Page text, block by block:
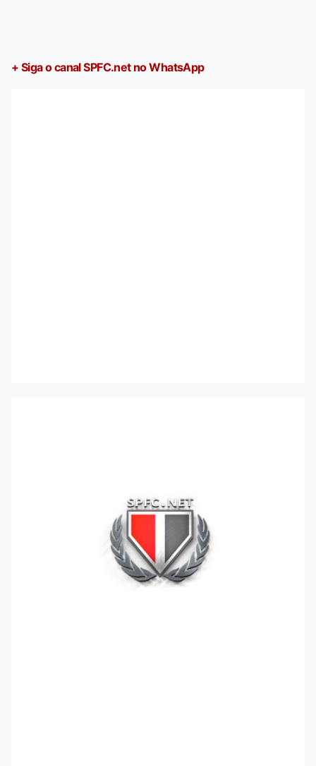
+ Siga o canal SPFC.net no WhatsApp